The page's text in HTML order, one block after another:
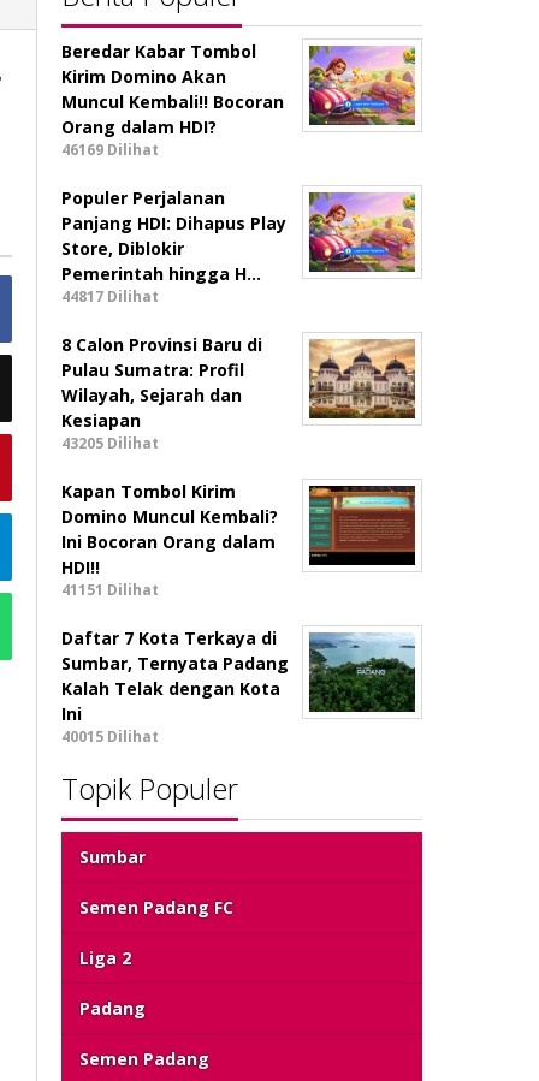
Beredar Kabar Tombol
Kirim Domino Akan
Muncul Kembali!! Bocoran
Orang dalam HDI?
46169 Dilihat
Populer Perjalanan
Panjang HDI: Dihapus Play
Store, Diblokir
Pemerintah hingga H…
44817 Dilihat
8 Calon Provinsi Baru di
Pulau Sumatra: Profil
Wilayah, Sejarah dan
Kesiapan
43205 Dilihat
Kapan Tombol Kirim
Domino Muncul Kembali?
Ini Bocoran Orang dalam
HDI!!
41151 Dilihat
Daftar 7 Kota Terkaya di
Sumbar, Ternyata Padang
Kalah Telak dengan Kota
Ini
40015 Dilihat
Topik Populer
Sumbar
Semen Padang FC
Liga 2
Padang
Semen Padang